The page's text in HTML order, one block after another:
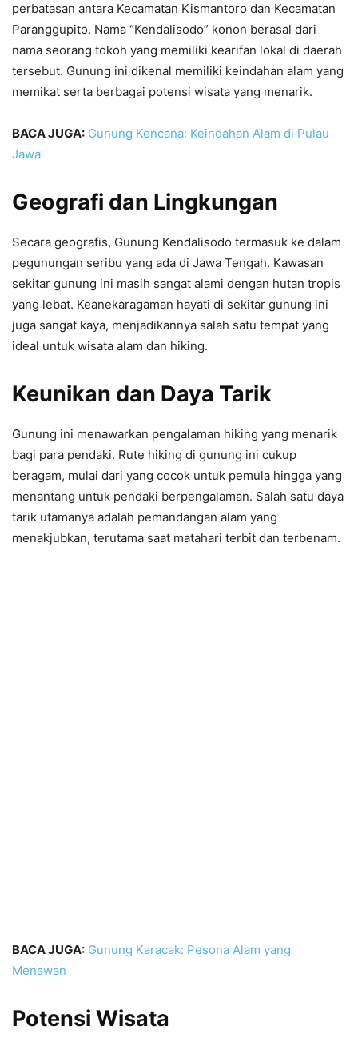
perbatasan antara Kecamatan Kismantoro dan Kecamatan
Paranggupito. Nama “Kendalisodo” konon berasal dari
nama seorang tokoh yang memiliki kearifan lokal di daerah
tersebut. Gunung ini dikenal memiliki keindahan alam yang
memikat serta berbagai potensi wisata yang menarik.
BACA JUGA: Gunung Kencana: Keindahan Alam di Pulau
Jawa
Geografi dan Lingkungan
Secara geografis, Gunung Kendalisodo termasuk ke dalam
pegunungan seribu yang ada di Jawa Tengah. Kawasan
sekitar gunung ini masih sangat alami dengan hutan tropis
yang lebat. Keanekaragaman hayati di sekitar gunung ini
juga sangat kaya, menjadikannya salah satu tempat yang
ideal untuk wisata alam dan hiking.
Keunikan dan Daya Tarik
Gunung ini menawarkan pengalaman hiking yang menarik
bagi para pendaki. Rute hiking di gunung ini cukup
beragam, mulai dari yang cocok untuk pemula hingga yang
menantang untuk pendaki berpengalaman. Salah satu daya
tarik utamanya adalah pemandangan alam yang
menakjubkan, terutama saat matahari terbit dan terbenam.
BACA JUGA: Gunung Karacak: Pesona Alam yang
Menawan
Potensi Wisata